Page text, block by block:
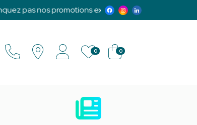
nos promotions exclusives et notre programme
0 0